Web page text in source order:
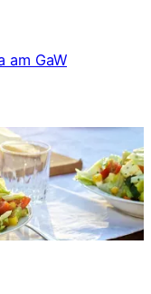
am GaW